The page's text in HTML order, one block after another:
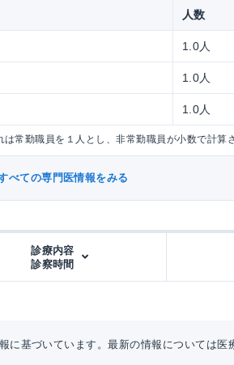
人数
1.0人
1.0人
1.0人
常勤職員を１人とし、非常勤職員が小数で計算
べての専門医情報をみる
診療内容
診察時間
に基づいています。最新の情報については医